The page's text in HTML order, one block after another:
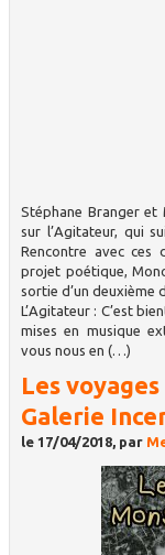
Stéphane Branger et
sur l’Agitateur, qui
Rencontre avec ces
projet poétique,
sortie d’un deuxième
L’Agitateur : C’est
mises en musique
vous nous en (…)
Les
Galerie
le 17/04/2018, par